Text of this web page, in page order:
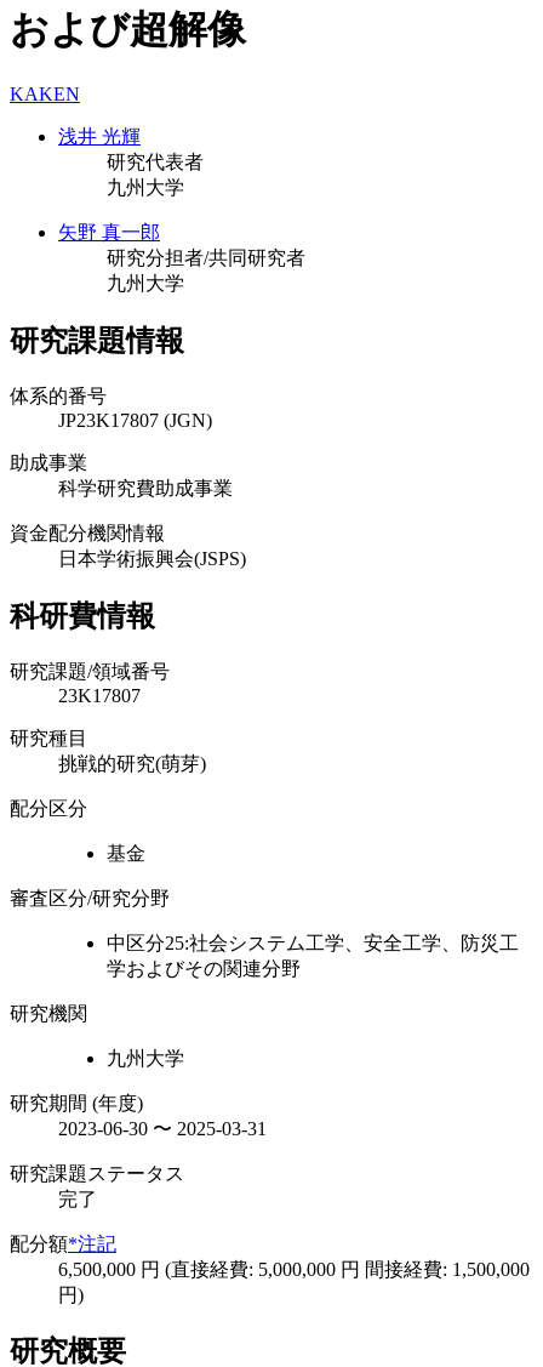
および超解像
KAKEN
浅井 光輝
研究代表者
九州大学
矢野 真一郎
研究分担者/共同研究者
九州大学
研究課題情報
体系的番号
JP23K17807 (JGN)
助成事業
科学研究費助成事業
資金配分機関情報
日本学術振興会(JSPS)
科研費情報
研究課題/領域番号
23K17807
研究種目
挑戦的研究(萌芽)
配分区分
基金
審査区分/研究分野
中区分25:社会システム工学、安全工学、防災工
学およびその関連分野
研究機関
九州大学
研究期間 (年度)
2023-06-30 〜 2025-03-31
研究課題ステータス
完了
配分額*注記
6,500,000 円 (直接経費: 5,000,000 円 間接経費: 1,500,000
円)
研究概要